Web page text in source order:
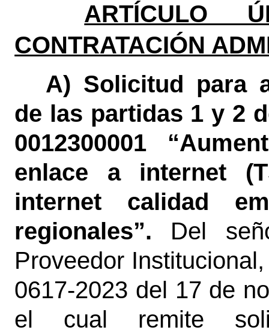
ARTÍCULO
CONTRATACIÓN
A) Solicitud para
de las partidas 1 y 2
0012300001
enlace a internet
internet calidad
regionales”. Del
Proveedor
0617-2023 del 17 de
el cual remite